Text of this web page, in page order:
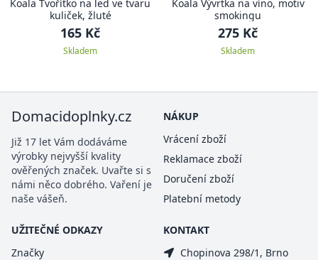
Koala Tvořítko na led ve tvaru
kuliček, žluté
165 Kč
Skladem
Koala Vývrtka na víno, motiv
smokingu
275 Kč
Skladem
Domacidoplnky.cz
Již 17 let Vám dodáváme
výrobky nejvyšší kvality
ověřených značek. Uvařte si s
námi něco dobrého. Vaření je
naše vášeň.
NÁKUP
Vrácení zboží
Reklamace zboží
Doručení zboží
Platební metody
UŽITEČNÉ ODKAZY
Značky
KONTAKT
Chopinova 298/1, Brno